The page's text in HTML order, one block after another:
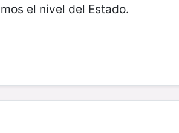
el nivel del Estado.